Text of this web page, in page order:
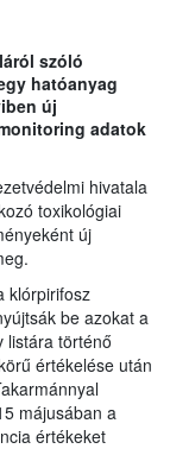
szóló
hatóanyag
új
adatok
hivatala
toxikológiai
új
klórpirifosz
be azokat a
listára történő
értékelése után
májusában a
értékeket